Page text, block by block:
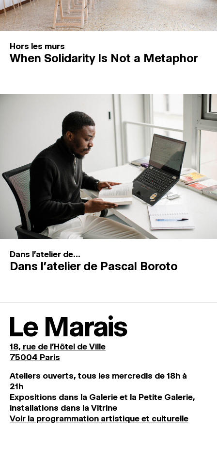
Hors les murs
When Solidarity Is Not a Metaphor
Dans l'atelier de...
Dans l’atelier de Pascal Boroto
Le Marais
18, rue de l'Hôtel de Ville
75004 Paris
Ateliers ouverts, tous les mercredis de 18h à
21h
Expositions dans la Galerie et la Petite Galerie,
installations dans la Vitrine
Voir la programmation artistique et culturelle